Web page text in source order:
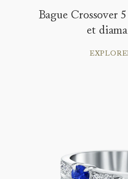
Bague Crossover
et